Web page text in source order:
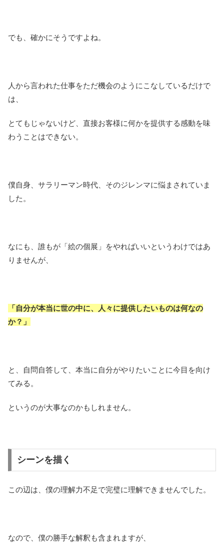
でも、確かにそうですよね。
人から言われた仕事をただ機会のようにこなしているだけで
は、
とてもじゃないけど、直接お客様に何かを提供する感動を味
わうことはできない。
僕自身、サラリーマン時代、そのジレンマに悩まされていま
した。
なにも、誰もが「絵の個展」をやればいいというわけではあ
りませんが、
「自分が本当に世の中に、人々に提供したいものは何なの
か？」
と、自問自答して、本当に自分がやりたいことに今目を向け
てみる。
というのが大事なのかもしれません。
シーンを描く
この辺は、僕の理解力不足で完璧に理解できませんでした。
なので、僕の勝手な解釈も含まれますが、